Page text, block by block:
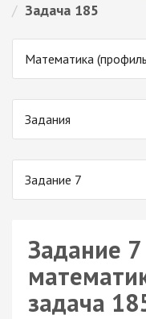
/ Задача 185
Математика
Задания
Задание 7
Задание 7
задача